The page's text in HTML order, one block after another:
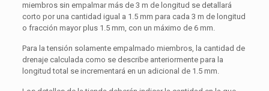
miembros sin empalmar más de 3 m de longitud se detallará
corto por una cantidad igual a 1.5 mm para cada 3 m de longitud
o fracción mayor plus 1.5 mm, con un máximo de 6 mm.
Para la tensión solamente empalmado miembros, la cantidad de
drenaje calculada como se describe anteriormente para la
longitud total se incrementará en un adicional de 1.5 mm.